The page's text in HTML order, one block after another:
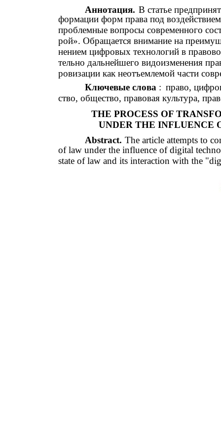
Аннотация. В статье
формации форм права под
проблемные вопросы современного
рой». Обращается внимание на
нением цифровых технологий в
тельно дальнейшего видоизменения
ровизации как неотъемлемой части
Ключевые слова : право,
ство, общество, правовая культура,
THE PROCESS OF
UNDER THE INFLUENCE
Abstract. The article attempts to
of law under the influence of digital
state of law and its interaction with the